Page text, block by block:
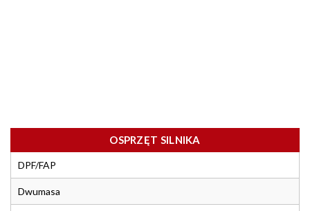
OSPRZĘT SILNIKA
DPF/FAP
Dwumasa